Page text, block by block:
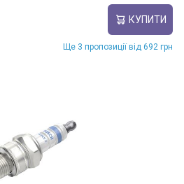
КУПИТИ
Ще 3 пропозиції від 692 грн